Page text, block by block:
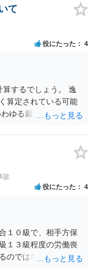
ていたということが
て
役にたった 4
するでしょう。 逸
算定されている可能
ゆる裁判基準程度の
故
役にたった 4
１０級で、相手方保
１３級程度の労働喪
のではないでしょう